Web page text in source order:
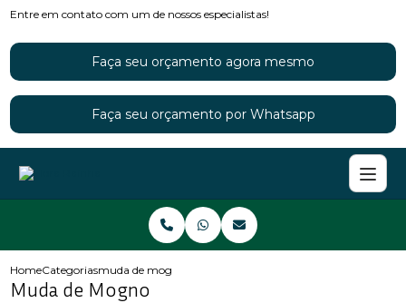
Entre em contato com um de nossos especialistas!
Faça seu orçamento agora mesmo
Faça seu orçamento por Whatsapp
HomeCategoriasmuda de mogno
Muda de Mogno